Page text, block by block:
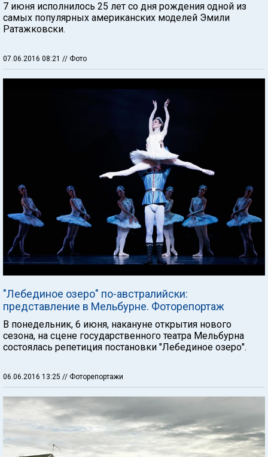
7 июня исполнилось 25 лет со дня рождения одной из
самых популярных американских моделей Эмили
Ратажковски.
07.06.2016 08:21 // Фото
"Лебединое озеро" по-австралийски:
представление в Мельбурне. Фоторепортаж
В понедельник, 6 июня, накануне открытия нового
сезона, на сцене государственного театра Мельбурна
состоялась репетиция постановки "Лебединое озеро".
06.06.2016 13:25 // Фоторепортажи